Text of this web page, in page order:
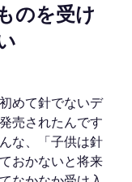
のを受け
めて針でないデ
売されたんです
な、「子供は針
おかないと将来